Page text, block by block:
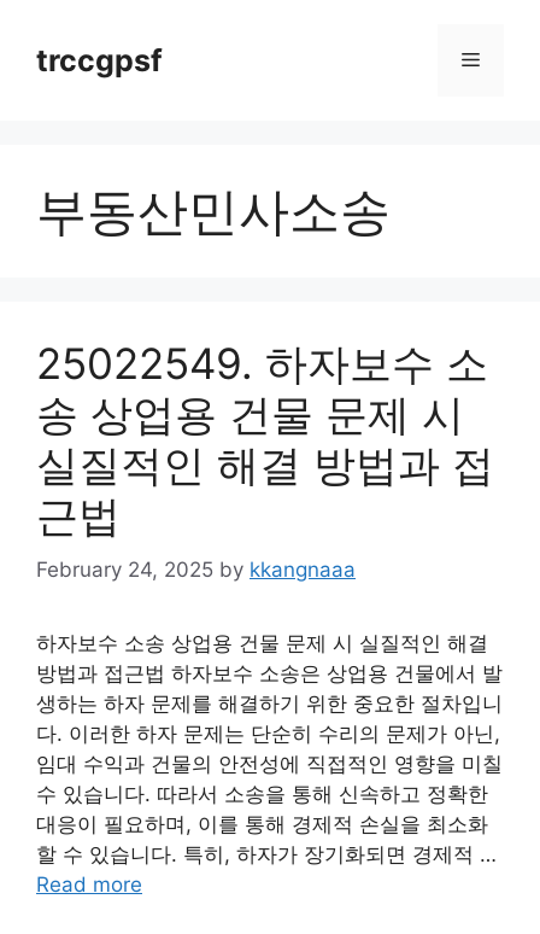
contenttrccgpsf Menu
부동산민사소송
25022549. 하자보수 소
송 상업용 건물 문제 시
실질적인 해결 방법과 접
근법
February 24, 2025 by kkangnaaa
하자보수 소송 상업용 건물 문제 시 실질적인 해결
방법과 접근법 하자보수 소송은 상업용 건물에서 발
생하는 하자 문제를 해결하기 위한 중요한 절차입니
다. 이러한 하자 문제는 단순히 수리의 문제가 아닌,
임대 수익과 건물의 안전성에 직접적인 영향을 미칠
수 있습니다. 따라서 소송을 통해 신속하고 정확한
대응이 필요하며, 이를 통해 경제적 손실을 최소화
할 수 있습니다. 특히, 하자가 장기화되면 경제적 …
Read more